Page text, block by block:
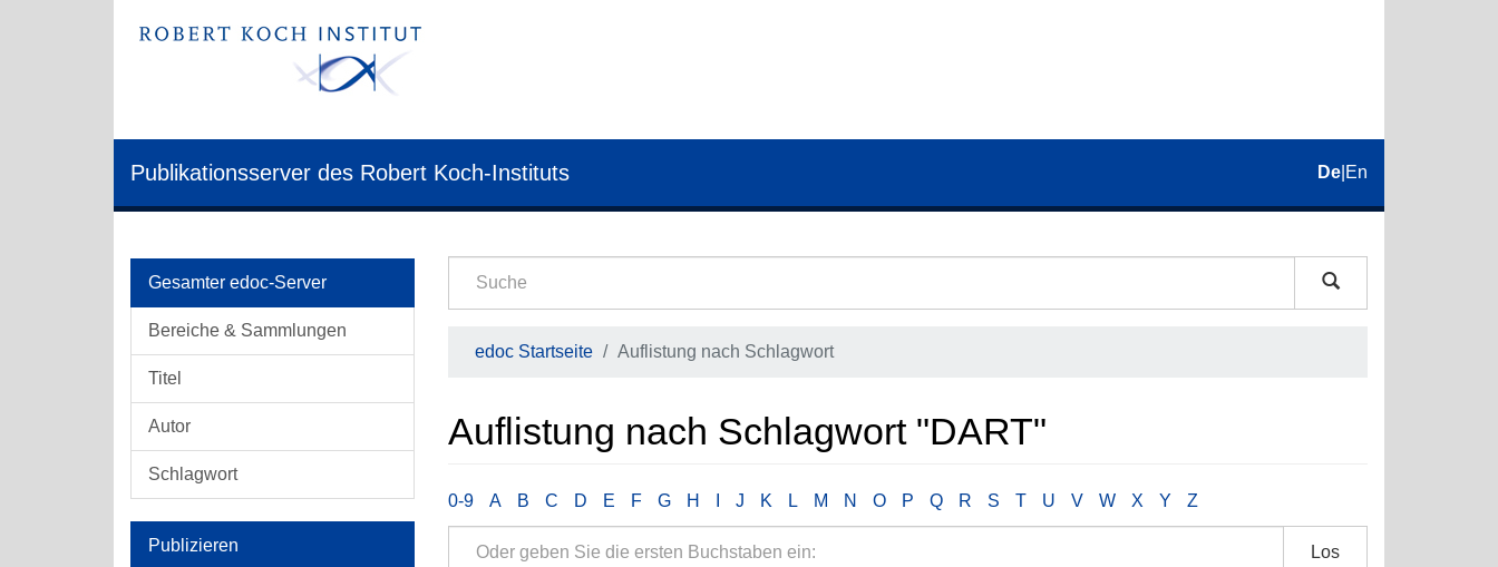
Publikationsserver des Robert Koch-Instituts De En
Gesamter edoc-Server
Bereiche & Sammlungen
Titel
Autor
Schlagwort
Publizieren
edoc Startseite Auflistung nach Schlagwort
Auflistung nach Schlagwort "DART"
0-9 A B C D E F G H J K L M N O P Q R S T U V W X Y Z
Los